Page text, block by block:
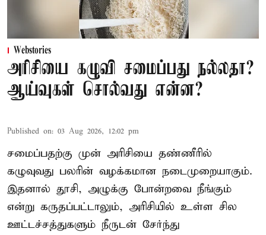
Webstories
அரிசியை கழுவி சமைப்பது நல்லதா?
ஆய்வுகள் சொல்வது என்ன?
Published on: 03 Aug 2026, 12:02 pm
சமைப்பதற்கு முன் அரிசியை தண்ணீரில்
கழுவுவது பலரின் வழக்கமான நடைமுறையாகும்.
இதனால் தூசி, அழுக்கு போன்றவை நீங்கும்
என்று கருதப்பட்டாலும், அரிசியில் உள்ள சில
ஊட்டச்சத்துகளும் நீருடன் சேர்ந்து